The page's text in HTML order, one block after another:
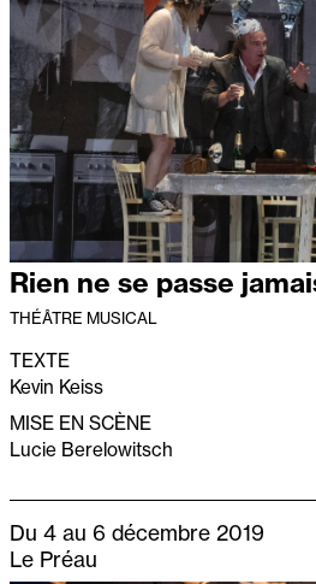
Rien ne se passe
THÉÂTRE MUSICAL
TEXTE
Kevin Keiss
MISE EN SCÈNE
Lucie Berelowitsch
Du 4 au 6 décembre 2019
Le Préau